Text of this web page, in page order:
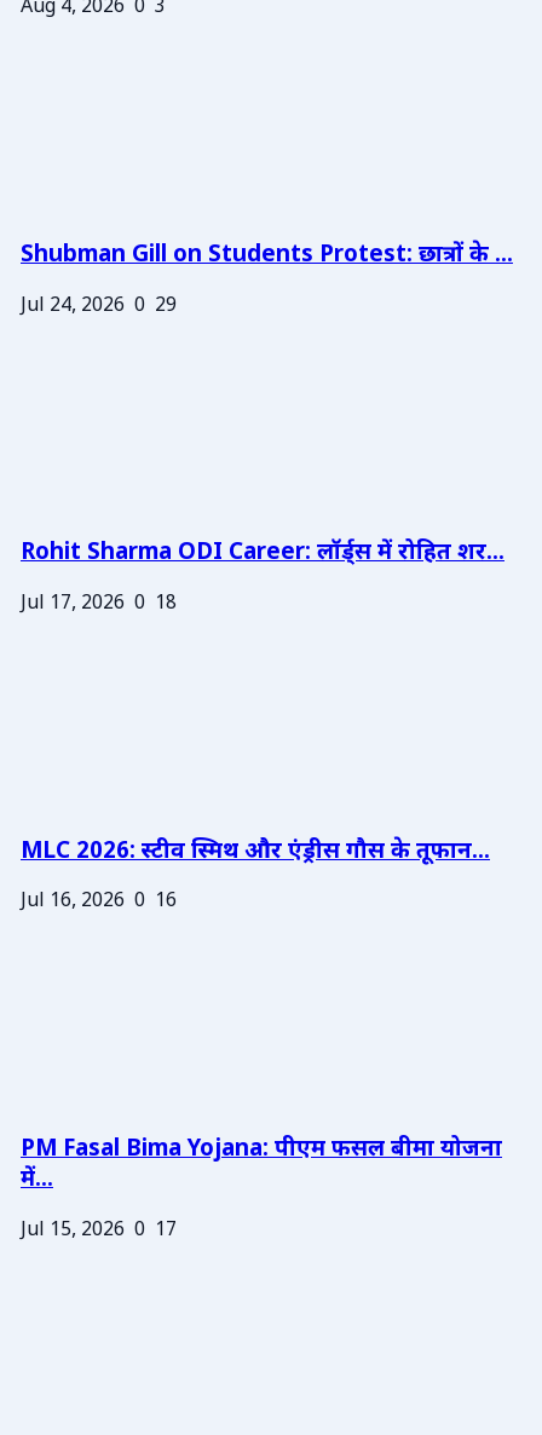
Aug 4, 2026 0 3
Shubman Gill on Students Protest: छात्रों के ...
Jul 24, 2026 0 29
Rohit Sharma ODI Career: लॉर्ड्स में रोहित शर...
Jul 17, 2026 0 18
MLC 2026: स्टीव स्मिथ और एंड्रीस गौस के तूफान...
Jul 16, 2026 0 16
PM Fasal Bima Yojana: पीएम फसल बीमा योजना
में...
Jul 15, 2026 0 17